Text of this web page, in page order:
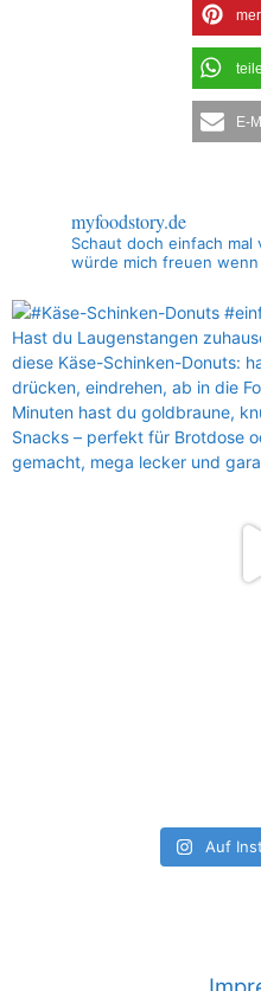
E-
myfoodstory.de
Schaut doch einfach
würde mich freuen
Auf